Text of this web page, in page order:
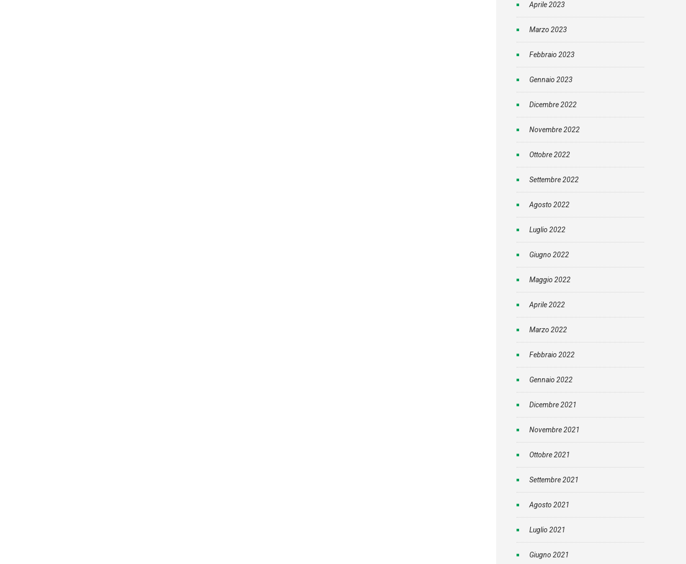
Aprile 2023
Marzo 2023
Febbraio 2023
Gennaio 2023
Dicembre 2022
Novembre 2022
Ottobre 2022
Settembre 2022
Agosto 2022
Luglio 2022
Giugno 2022
Maggio 2022
Aprile 2022
Marzo 2022
Febbraio 2022
Gennaio 2022
Dicembre 2021
Novembre 2021
Ottobre 2021
Settembre 2021
Agosto 2021
Luglio 2021
Giugno 2021